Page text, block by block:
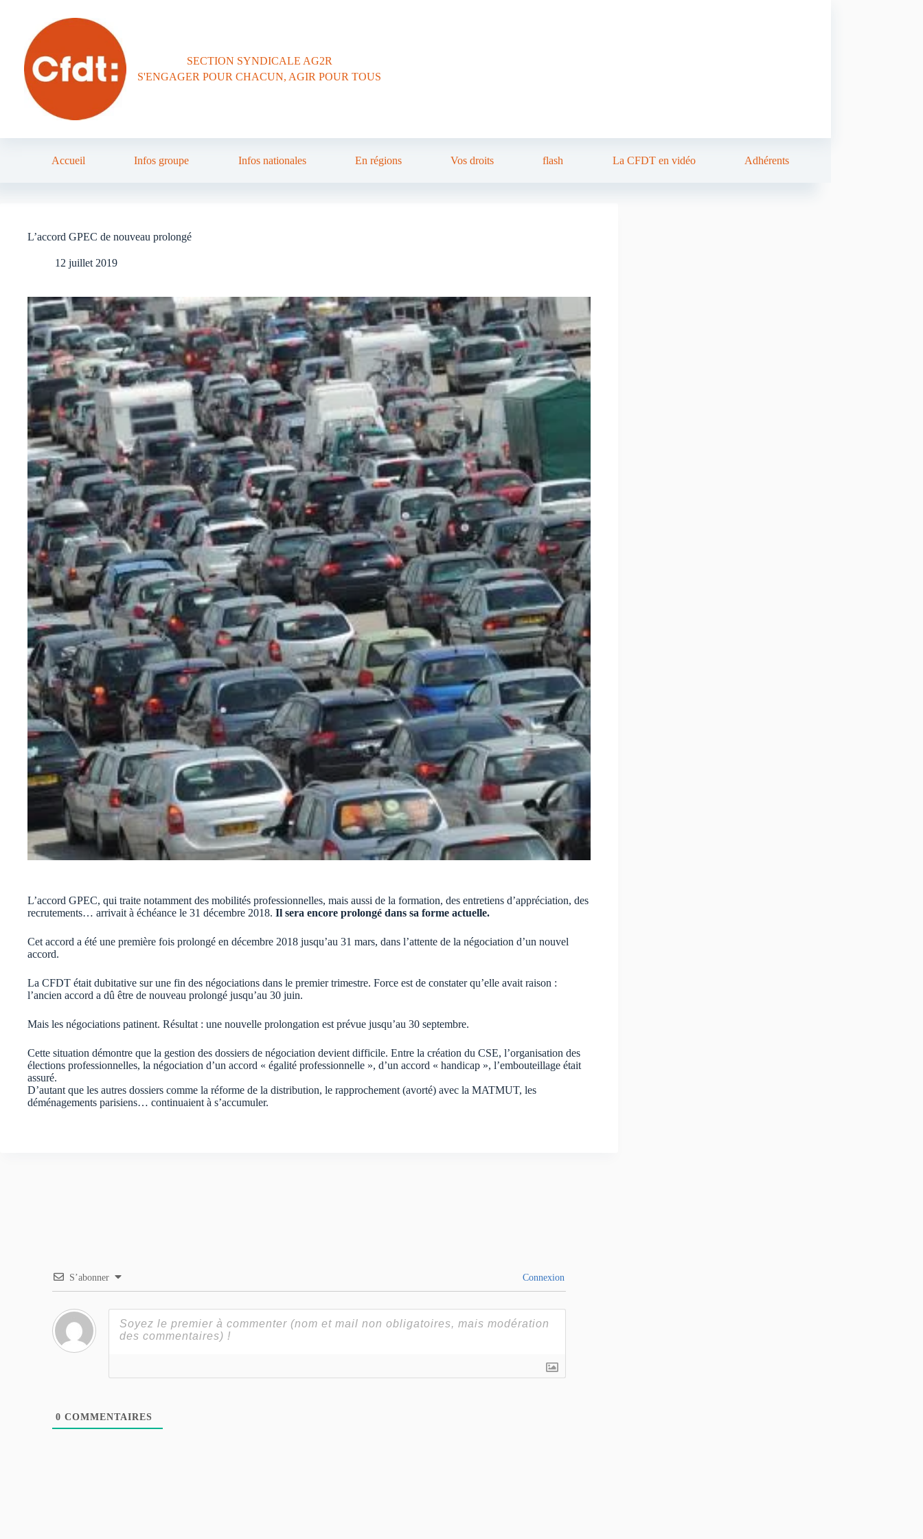
SECTION SYNDICALE AG2R
S'ENGAGER POUR CHACUN, AGIR POUR TOUS
Accueil Infos groupe Infos nationales En régions Vos droits flash La CFDT en vidéo Adhérents
L’accord GPEC de nouveau prolongé
12 juillet 2019
L’accord GPEC, qui traite notamment des mobilités professionnelles, mais aussi de la formation, des entretiens d’appréciation, des
recrutements… arrivait à échéance le 31 décembre 2018. Il sera encore prolongé dans sa forme actuelle.
Cet accord a été une première fois prolongé en décembre 2018 jusqu’au 31 mars, dans l’attente de la négociation d’un nouvel
accord.
La CFDT était dubitative sur une fin des négociations dans le premier trimestre. Force est de constater qu’elle avait raison :
l’ancien accord a dû être de nouveau prolongé jusqu’au 30 juin.
Mais les négociations patinent. Résultat : une nouvelle prolongation est prévue jusqu’au 30 septembre.
Cette situation démontre que la gestion des dossiers de négociation devient difficile. Entre la création du CSE, l’organisation des
élections professionnelles, la négociation d’un accord « égalité professionnelle », d’un accord « handicap », l’embouteillage était
assuré.
D’autant que les autres dossiers comme la réforme de la distribution, le rapprochement (avorté) avec la MATMUT, les
déménagements parisiens… continuaient à s’accumuler.
S’abonner Connexion
0 COMMENTAIRES